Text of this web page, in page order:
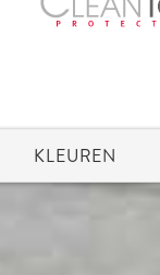
KLEUREN